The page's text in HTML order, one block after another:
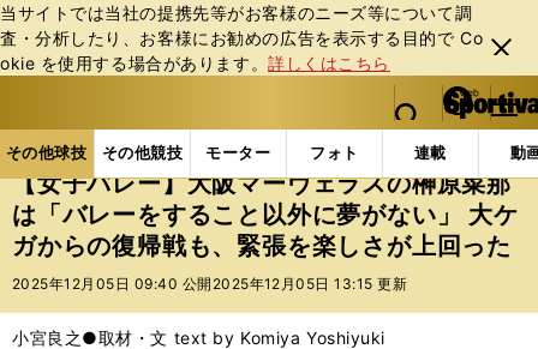
当サイトでは当社の提携先等がお客様のニーズ等について調
査・分析したり、お客様にお勧めの広告を表⽰する⽬的で Co
okie を使⽤する場合があります。詳しくはこちら
閉じ
る
web Sportiva (webスポルティーバ)
検索
マイペ
ー
ジ
メニュ
その他球技 その他競技 モーター フォト 連載 動
ス
ポ
ル
テ
ー
バ
その他球技の記事一覧 バレー 【女子バレー】大阪
【女子バレー】大阪マーヴェラスの榊原菜那
は「バレーをすること以外に夢がない」 大ケ
ガからの復帰戦も、緊張を楽しさが上回った
2025年12月05日 09:40 公開 2025年12月05日 13:15 更新
小宮良之●取材・文 text by Komiya Yoshiyuki